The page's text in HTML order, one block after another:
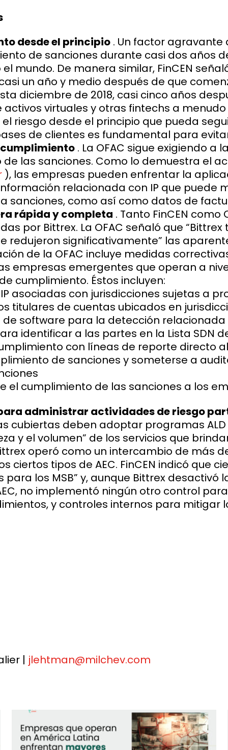
desde el principio . Un factor agravante
de sanciones durante casi dos años
mundo. De manera similar, FinCEN
un año y medio después de que
diciembre de 2018, casi cinco años
activos virtuales y otras fintechs a
riesgo desde el principio que pueda
de clientes es fundamental para
cumplimiento . La OFAC sigue exigiendo
las sanciones. Como lo demuestra el
), las empresas pueden enfrentar la
relacionada con IP que puede
sanciones, como así como datos de
rápida y completa . Tanto FinCEN
por Bittrex. La OFAC señaló que
redujeron significativamente” las
de la OFAC incluye medidas
empresas emergentes que operan a
cumplimiento. Éstos incluyen:
asociadas con jurisdicciones sujetas a
titulares de cuentas ubicados en
software para la detección relacionada
identificar a las partes en la Lista SDN
con líneas de reporte directo
de sanciones y someterse a
el cumplimiento de las sanciones a los
administrar actividades de riesgo
cubiertas deben adoptar programas
y el volumen” de los servicios que
operó como un intercambio de más
ciertos tipos de AEC. FinCEN indicó que
los MSB” y, aunque Bittrex desactivó
no implementó ningún otro control
y controles internos para mitigar
| jlehtman@milchev.com